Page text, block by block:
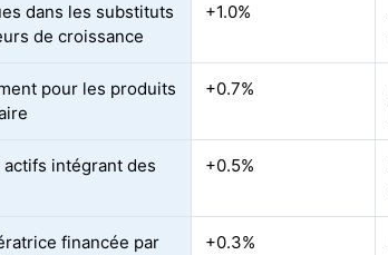
dans les substituts
de croissance
+1.0%
pour les produits
+0.7%
intégrant des
+0.5%
financée par
+0.3%